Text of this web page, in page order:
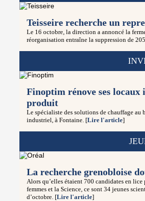
Teisseire recherche un
Le 16 octobre, la direction a annoncé la
réorganisation entraîne la suppression de
Finoptim rénove ses locaux
produit
Le spécialiste des solutions de chauffage
industriel, à Fontaine. [Lire l'article]
La recherche grenobloise
Alors qu’elles étaient 700 candidates en
femmes et la Science, ce sont 34 jeunes
d’octobre. [Lire l'article]